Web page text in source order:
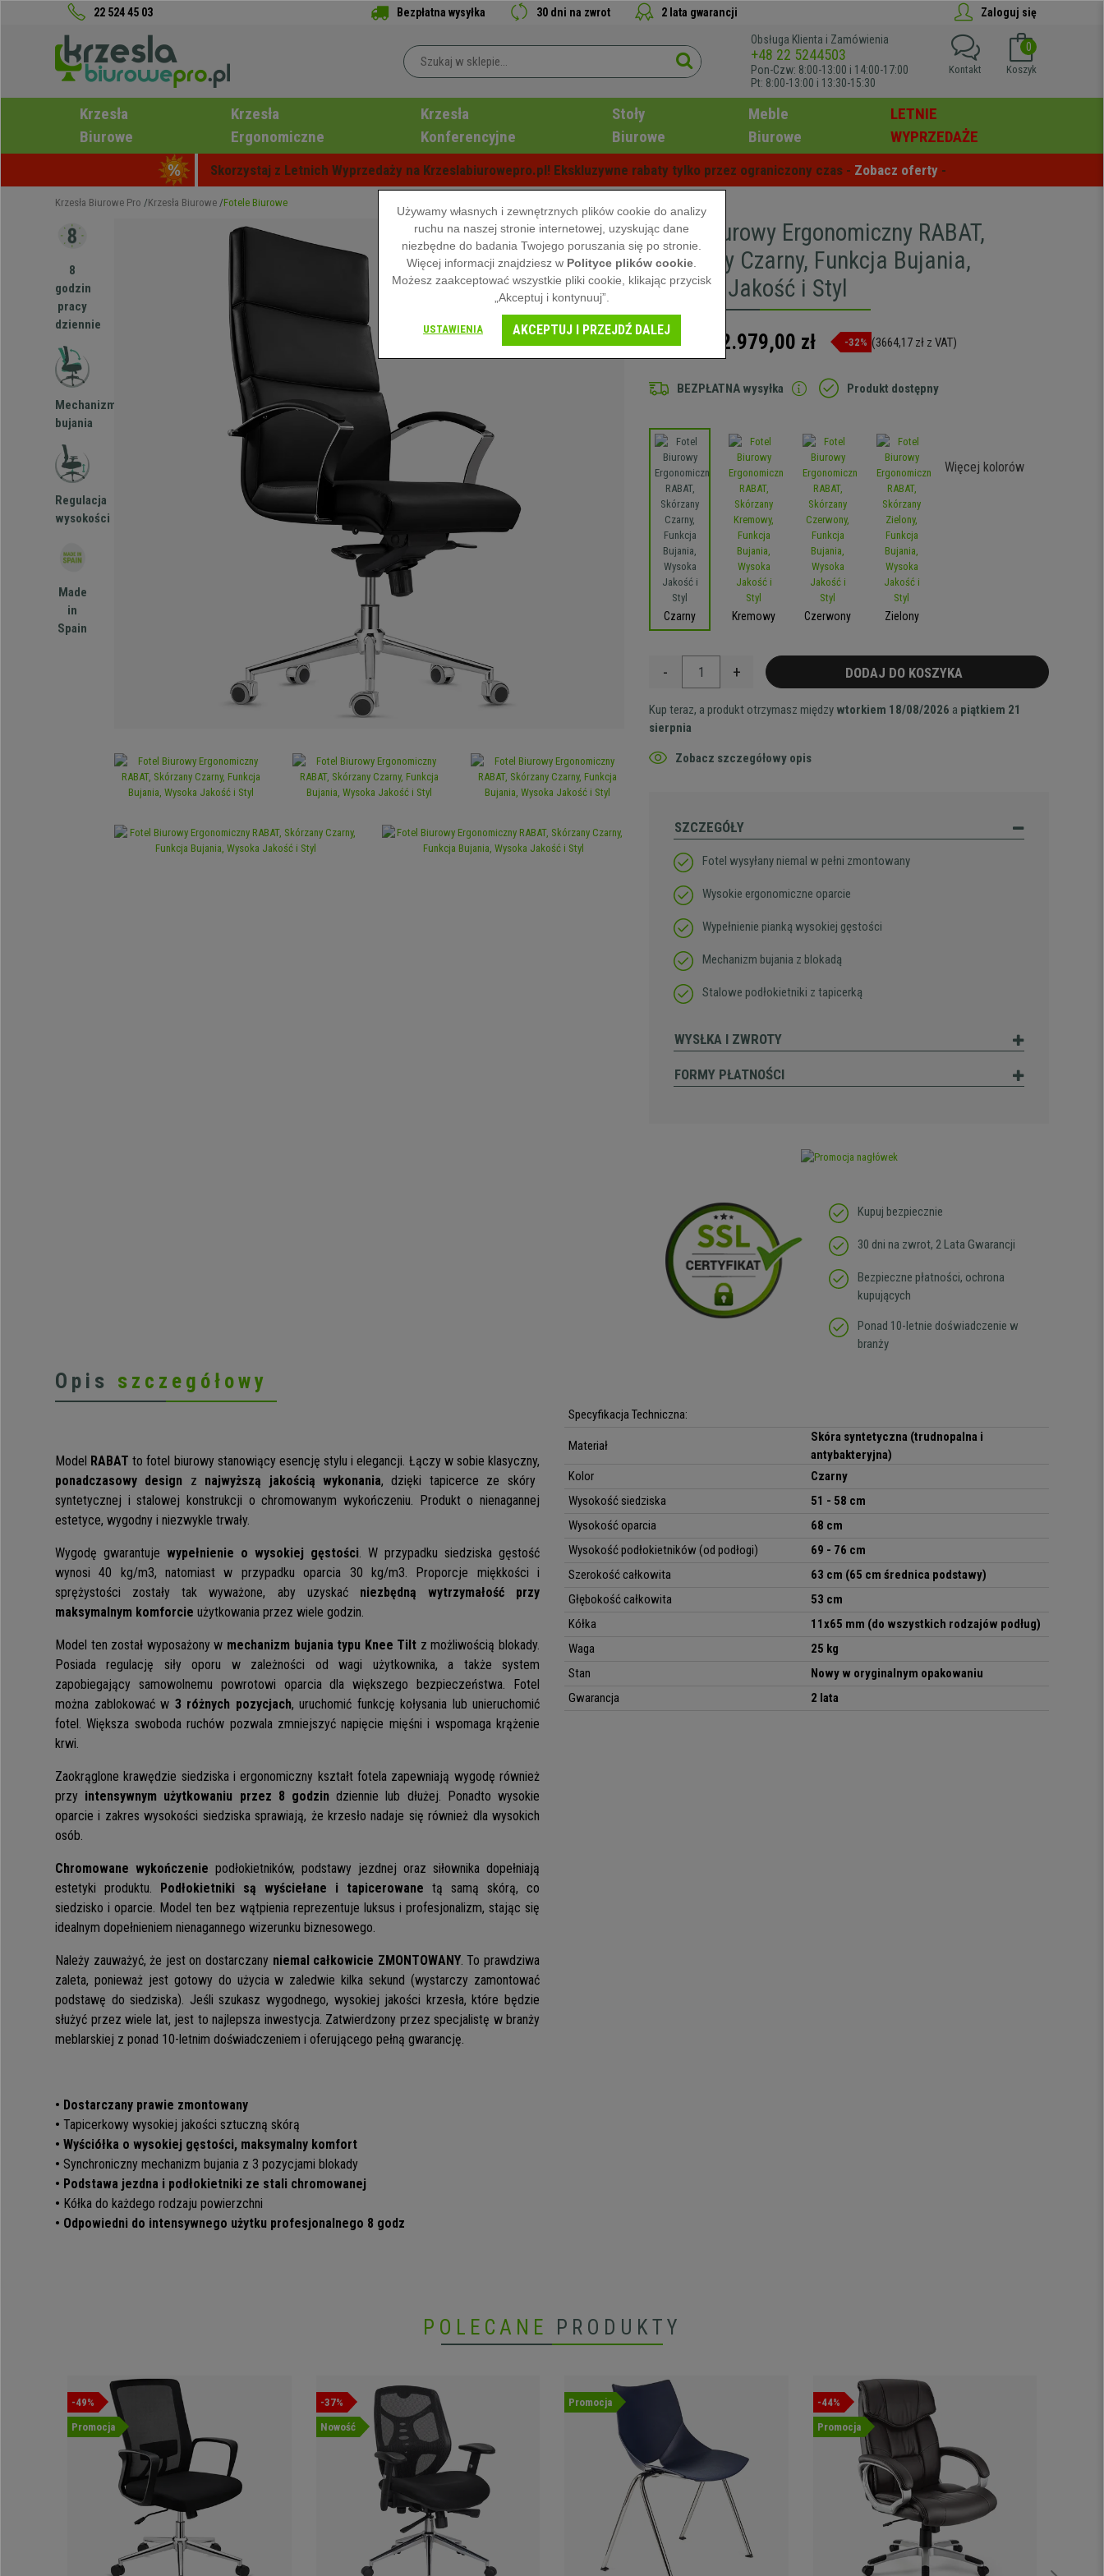
22 524 45 03 Bezpłatna wysyłka 30 dni na zwrot 2 lata gwarancji Zaloguj się
Obsługa Klienta i Zamówienia
+48 22 5244503
Pon-Czw: 8:00-13:00 i 14:00-17:00
Pt: 8:00-13:00 i 13:30-15:30
0
Koszyk
Kontakt
Krzesła
Biurowe
Krzesła
Ergonomiczne
Krzesła
Konferencyjne
Stoły
Biurowe
Meble
Biurowe
LETNIE
WYPRZEDAŻE
Skorzystaj z Letnich Wyprzedaży na Krzeslabiurowepro.pl! Ekskluzywne rabaty tylko przez ograniczony czas - Zobacz oferty -
Krzesła Biurowe Pro Krzesła Biurowe Fotele Biurowe
8
godzin
pracy
dziennie
Mechanizm
bujania
Regulacja
wysokości
Made
in
Spain
Fotel Biurowy Ergonomiczny RABAT,
Skórzany Czarny, Funkcja Bujania,
Wysoka Jakość i Styl
4.399,00 zł 2.979,00 zł -32% (3664,17 zł z VAT)
BEZPŁATNA wysyłka Produkt dostępny
Czarny Kremowy Czerwony Zielony
Więcej kolorów
- + DODAJ DO KOSZYKA
Kup teraz, a produkt otrzymasz między wtorkiem 18/08/2026 a piątkiem 21
sierpnia
Zobacz szczegółowy opis
SZCZEGÓŁY
Fotel wysyłany niemal w pełni zmontowany
Wysokie ergonomiczne oparcie
Wypełnienie pianką wysokiej gęstości
Mechanizm bujania z blokadą
Stalowe podłokietniki z tapicerką
WYSŁKA I ZWROTY
FORMY PŁATNOŚCI
Kupuj bezpiecznie
30 dni na zwrot, 2 Lata Gwarancji
Bezpieczne płatności, ochrona
kupujących
Ponad 10-letnie doświadczenie w
branży
Opis szczegółowy
Model RABAT to fotel biurowy stanowiący esencję stylu i elegancji. Łączy w sobie klasyczny,
ponadczasowy design z najwyższą jakością wykonania, dzięki tapicerce ze skóry
syntetycznej i stalowej konstrukcji o chromowanym wykończeniu. Produkt o nienagannej
estetyce, wygodny i niezwykle trwały.
Wygodę gwarantuje wypełnienie o wysokiej gęstości. W przypadku siedziska gęstość
wynosi 40 kg/m3, natomiast w przypadku oparcia 30 kg/m3. Proporcje miękkości i
sprężystości zostały tak wyważone, aby uzyskać niezbędną wytrzymałość przy
maksymalnym komforcie użytkowania przez wiele godzin.
Model ten został wyposażony w mechanizm bujania typu Knee Tilt z możliwością blokady.
Posiada regulację siły oporu w zależności od wagi użytkownika, a także system
zapobiegający samowolnemu powrotowi oparcia dla większego bezpieczeństwa. Fotel
można zablokować w 3 różnych pozycjach, uruchomić funkcję kołysania lub unieruchomić
fotel. Większa swoboda ruchów pozwala zmniejszyć napięcie mięśni i wspomaga krążenie
krwi.
Zaokrąglone krawędzie siedziska i ergonomiczny kształt fotela zapewniają wygodę również
przy intensywnym użytkowaniu przez 8 godzin dziennie lub dłużej. Ponadto wysokie
oparcie i zakres wysokości siedziska sprawiają, że krzesło nadaje się również dla wysokich
osób.
Chromowane wykończenie podłokietników, podstawy jezdnej oraz siłownika dopełniają
estetyki produktu. Podłokietniki są wyściełane i tapicerowane tą samą skórą, co
siedzisko i oparcie. Model ten bez wątpienia reprezentuje luksus i profesjonalizm, stając się
idealnym dopełnieniem nienagannego wizerunku biznesowego.
Należy zauważyć, że jest on dostarczany niemal całkowicie ZMONTOWANY. To prawdziwa
zaleta, ponieważ jest gotowy do użycia w zaledwie kilka sekund (wystarczy zamontować
podstawę do siedziska). Jeśli szukasz wygodnego, wysokiej jakości krzesła, które będzie
służyć przez wiele lat, jest to najlepsza inwestycja. Zatwierdzony przez specjalistę w branży
meblarskiej z ponad 10-letnim doświadczeniem i oferującego pełną gwarancję.
• Dostarczany prawie zmontowany
• Tapicerkowy wysokiej jakości sztuczną skórą
• Wyściółka o wysokiej gęstości, maksymalny komfort
• Synchroniczny mechanizm bujania z 3 pozycjami blokady
• Podstawa jezdna i podłokietniki ze stali chromowanej
• Kółka do każdego rodzaju powierzchni
• Odpowiedni do intensywnego użytku profesjonalnego 8 godz
Specyfikacja Techniczna:
Materiał
Skóra syntetyczna (trudnopalna i
antybakteryjna)
Kolor
Czarny
Wysokość siedziska
51 - 58 cm
Wysokość oparcia
68 cm
Wysokość podłokietników (od podłogi)
69 - 76 cm
Szerokość całkowita
63 cm (65 cm średnica podstawy)
Głębokość całkowita
53 cm
Kółka
11x65 mm (do wszystkich rodzajów podług)
Waga
25 kg
Stan
Nowy w oryginalnym opakowaniu
Gwarancja
2 lata
POLECANE PRODUKTY
-49%
Promocja
-37%
Nowość
Promocja
-44%
Promocja
Używamy własnych i zewnętrznych plików cookie do analizy
ruchu na naszej stronie internetowej, uzyskując dane
niezbędne do badania Twojego poruszania się po stronie.
Więcej informacji znajdziesz w Polityce plików cookie
Możesz zaakceptować wszystkie pliki cookie, klikając przycisk
„Akceptuj i kontynuuj”.
USTAWIENIA AKCEPTUJ I PRZEJDŹ DALEJ